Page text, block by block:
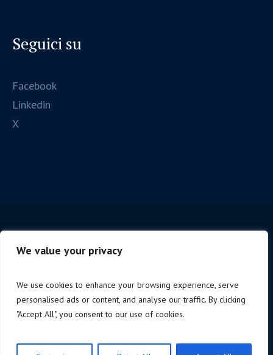
We value your privacy
We use cookies to enhance your browsing experience, serve
personalised ads or content, and analyse our traffic. By clicking
"Accept All", you consent to our use of cookies.
Seguici su
Facebook
Linkedin
X
Copyright © 2025 Cagliari Spc. | P.iva 06221190488 |
Design byNoStudio